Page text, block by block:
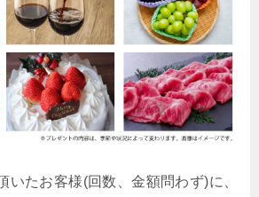
いたお客様(回数、金額問わず)に、